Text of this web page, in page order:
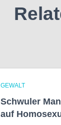
GEWALT
Schwuler
auf